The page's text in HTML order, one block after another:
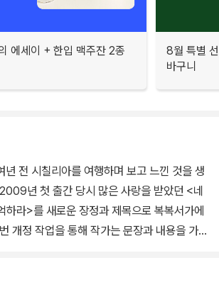
에세이 + 한입 맥주잔 2종
8월 특별
바구니
년 전 시칠리아를 여행하며 보고 느낀 것을 생
년 첫 출간 당시 많은 사랑을 받았던 <네
하라>를 새로운 장정과 제목으로 복복서가에
개정 작업을 통해 작가는 문장과 내용을 가다